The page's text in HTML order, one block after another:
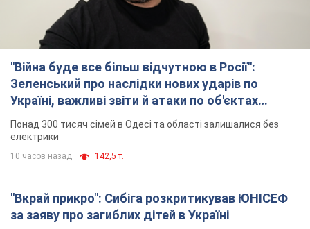
"Війна буде все більш відчутною в Росії":
Зеленський про наслідки нових ударів по
Україні, важливі звіти й атаки по об'єктах
ворога. Відео
Понад 300 тисяч сімей в Одесі та області залишалися без
електрики
10 часов назад 142,5 т.
"Вкрай прикро": Сибіга розкритикував ЮНІСЕФ
за заяву про загиблих дітей в Україні